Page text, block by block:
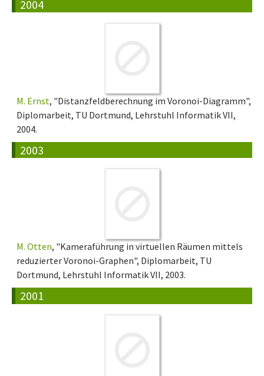
2004
M. Ernst, "Distanzfeldberechnung im Voronoi-Diagramm",
Diplomarbeit, TU Dortmund, Lehrstuhl Informatik VII,
2004.
2003
M. Otten, "Kameraführung in virtuellen Räumen mittels
reduzierter Voronoi-Graphen", Diplomarbeit, TU
Dortmund, Lehrstuhl Informatik VII, 2003.
2001